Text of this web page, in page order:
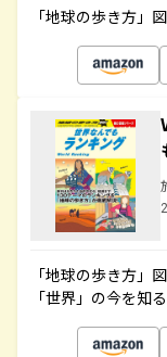
「地球の歩き方」
「地球の歩き方」
「世界」の今を知